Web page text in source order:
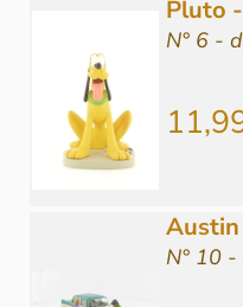
Pluto
N° 6 -
Austin
N° 10